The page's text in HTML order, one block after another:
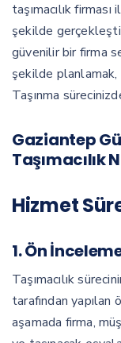
taşımacılık
şekilde
güvenilir bir firma
şekilde planlamak,
Taşınma
Gaziantep
Taşımacılık
Hizmet
1.Ön
Taşımacılık
tarafından yapılan
aşamada firma,